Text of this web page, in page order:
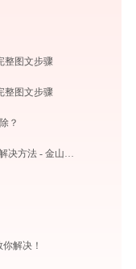
整图文步骤
整图文步骤
？
解决！